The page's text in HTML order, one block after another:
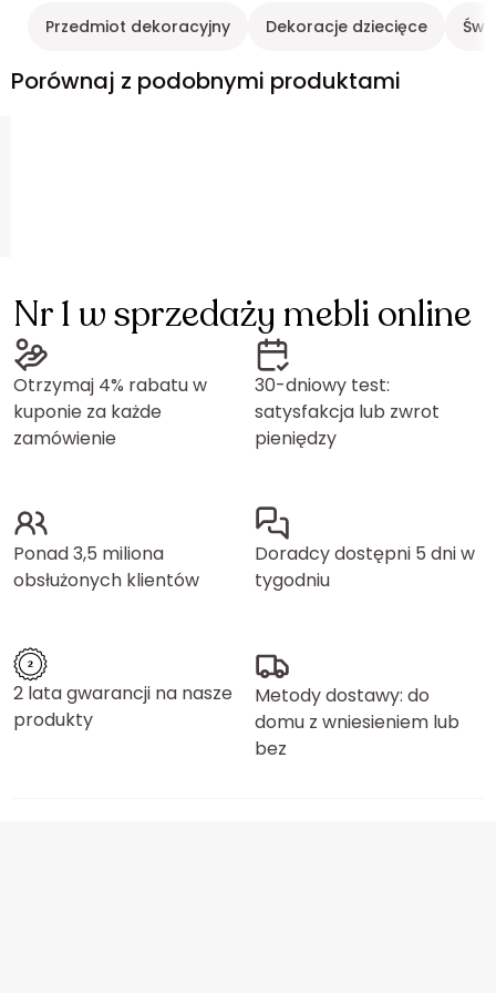
Przedmiot dekoracyjny Dekoracje dziecięce
Porównaj z podobnymi produktami
Nr 1 w sprzedaży mebli online
Otrzymaj 4% rabatu w
kuponie za każde
zamówienie
30-dniowy test:
satysfakcja lub zwrot
pieniędzy
Ponad 3,5 miliona
obsłużonych klientów
Doradcy dostępni 5 dni w
tygodniu
2 lata gwarancji na nasze
produkty
Metody dostawy: do
domu z wniesieniem lub
bez